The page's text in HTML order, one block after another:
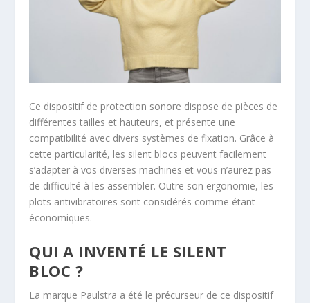
Ce dispositif de protection sonore dispose de pièces de
différentes tailles et hauteurs, et présente une
compatibilité avec divers systèmes de fixation. Grâce à
cette particularité, les silent blocs peuvent facilement
s’adapter à vos diverses machines et vous n’aurez pas
de difficulté à les assembler. Outre son ergonomie, les
plots antivibratoires sont considérés comme étant
économiques.
QUI A INVENTÉ LE SILENT
BLOC ?
La marque Paulstra a été le précurseur de ce dispositif